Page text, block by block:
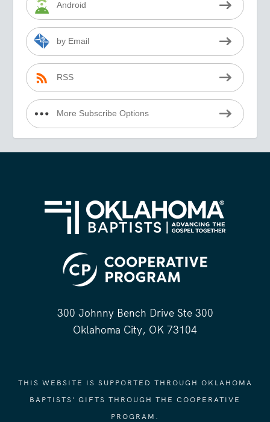
Android
by Email
RSS
More Subscribe Options
300 Johnny Bench Drive Ste 300
Oklahoma City, OK 73104
THIS WEBSITE IS SUPPORTED THROUGH OKLAHOMA
BAPTISTS' GIFTS THROUGH THE COOPERATIVE
PROGRAM.